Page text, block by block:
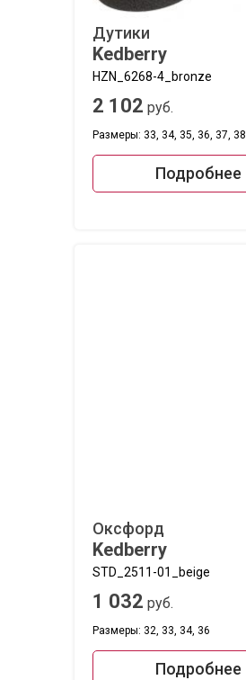
Дутики
Kedberry
HZN_6268-4_bronze
2 102 руб.
Размеры: 33, 34, 35, 36, 37, 38
Подробнее
Оксфорд
Kedberry
STD_2511-01_beige
1 032 руб.
Размеры: 32, 33, 34, 36
Подробнее